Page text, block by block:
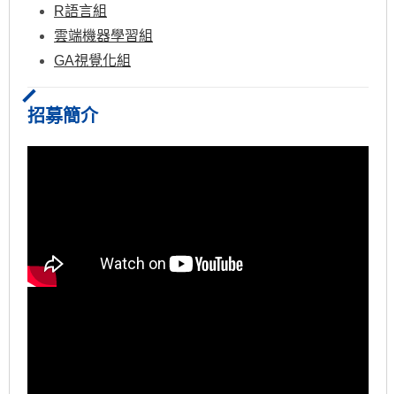
R語言組
雲端機器學習組
GA視覺化組
招募簡介